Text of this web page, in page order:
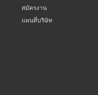
สมัครงาน
แผนที่บริษัท